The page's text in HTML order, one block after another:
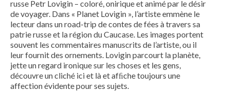
russe Petr Lovigin – coloré, onirique et animé par le désir
de voyager. Dans « Planet Lovigin », l’artiste emmène le
lecteur dans un road-trip de contes de fées à travers sa
patrie russe et la région du Caucase. Les images portent
souvent les commentaires manuscrits de l’artiste, ou il
leur fournit des ornements. Lovigin parcourt la planète,
jette un regard ironique sur les choses et les gens,
découvre un cliché ici et là et afﬁche toujours une
affection évidente pour ses sujets.